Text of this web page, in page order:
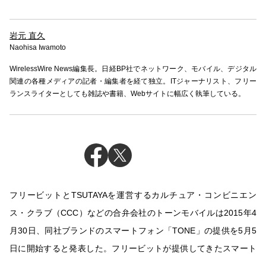
岩元 直久
Naohisa Iwamoto
WirelessWire News編集長。日経BP社でネットワーク、モバイル、デジタル
関連の各種メディアの記者・編集者を経て独立。ITジャーナリスト、フリー
ランスライターとしても雑誌や書籍、Webサイトに幅広く執筆している。
フリービットとTSUTAYAを運営するカルチュア・コンビニエン
ス・クラブ（CCC）などの合弁会社のトーンモバイルは2015年4
月30日、同社ブランドのスマートフォン「TONE」の提供を5月5
日に開始すると発表した。フリービットが提供してきたスマート